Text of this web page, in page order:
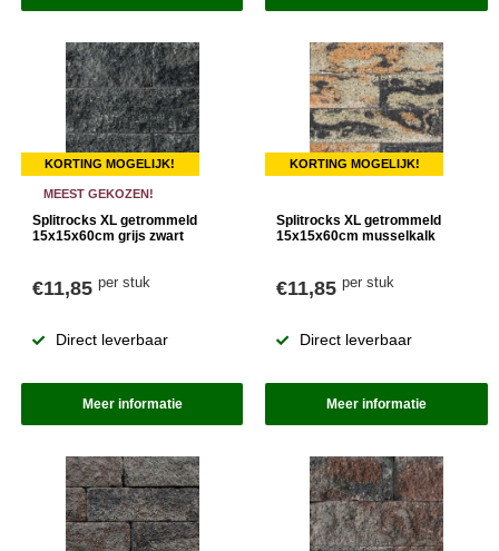
KORTING MOGELIJK!
MEEST GEKOZEN!
Splitrocks XL getrommeld
15x15x60cm grijs zwart
€11,85 per stuk
Direct leverbaar
Meer informatie
KORTING MOGELIJK!
Splitrocks XL getrommeld
15x15x60cm musselkalk
€11,85per stuk
Direct leverbaar
Meer informatie